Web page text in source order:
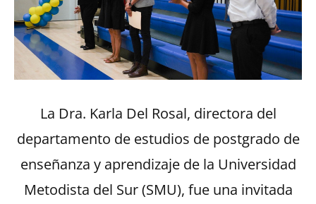
La Dra. Karla Del Rosal, directora del
departamento de estudios de postgrado de
enseñanza y aprendizaje de la Universidad
Metodista del Sur (SMU), fue una invitada